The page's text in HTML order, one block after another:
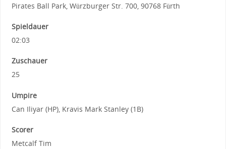
Pirates Ball Park, Würzburger Str. 700, 90768 Fürth
Spieldauer
02:03
Zuschauer
25
Umpire
Can Iliyar (HP), Kravis Mark Stanley (1B)
Scorer
Metcalf Tim